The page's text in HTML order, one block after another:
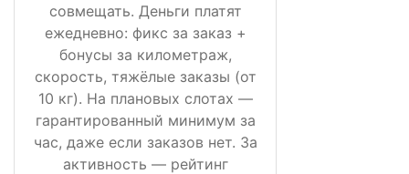
совмещать. Деньги платят
ежедневно: фикс за заказ +
бонусы за километраж,
скорость, тяжёлые заказы (от
10 кг). На плановых слотах —
гарантированный минимум за
час, даже если заказов нет. За
активность — рейтинг